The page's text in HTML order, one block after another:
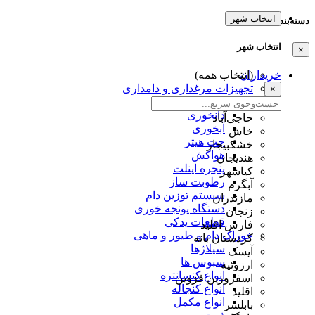
دسته‌بندی‌ها
×
خریداران
تجهیزات مرغداری و دامداری
قفس
دانخوری
آبخوری
جت هیتر
هواکش
پنجره اینلت
رطوبت ساز
سیستم توزین دام
دستگاه یونجه خوری
قطعات یدکی
خوراک دام و طیور و ماهی
سیلاژها
سبوس ها
انواع کنسانتره
انواع کنجاله
انواع مکمل
انتخاب شهر
انتخاب شهر
(انتخاب همه)
×
حاجی‌آباد
خاش
خشکبیجار
هندیجان
کیاشهر
آبگرم
مازندران
زنجان
فارس اقلید
کردستان بانه
آیسک
ارزوئیه
اسفرورین قزوین
اقلید
بابلسر